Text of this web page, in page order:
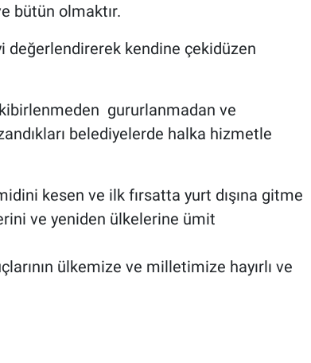
bütün olmaktır.
değerlendirerek kendine çekidüzen
kibirlenmeden gururlanmadan ve
belediyelerde halka hizmetle
kesen ve ilk fırsatta yurt dışına gitme
ve yeniden ülkelerine ümit
ülkemize ve milletimize hayırlı ve